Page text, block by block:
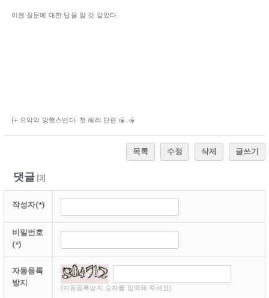
이젠 질문에 대한 답을 알 것 같았다.
(+ 으악악 망햇스빈다. 첫 해리 단편 o̴̶̷̥᷅﹏o̴̶̷̥᷅
목록 수정 삭제 글쓰기
댓글[3]
작성자(*)
비밀번호
(*)
자동등록
방지
(자동등록방지 숫자를 입력해 주세요)